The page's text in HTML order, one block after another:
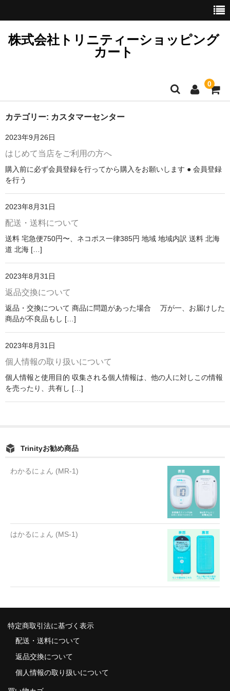
株式会社トリニティーショッピング
カート
0
HOME
買い物カゴ
はじめて当店を利用する方へ
配送・送料について
会員情報
会員登録
カテゴリー: カスタマーセンター
2023年9月26日
はじめて当店をご利用の方へ
購入前に必ず会員登録を行ってから購入をお願いします ● 会員登録
を行う
2023年8月31日
配送・送料について
送料 宅急便750円〜、ネコポス一律385円 地域 地域内訳 送料 北海
道 北海 […]
2023年8月31日
返品交換について
返品・交換について 商品に問題があった場合 万が一、お届けした
商品が不良品もし […]
2023年8月31日
個人情報の取り扱いについて
個人情報と使用目的 収集される個人情報は、他の人に対しこの情報
を売ったり、共有し […]
Trinityお勧め商品
わかるにょん (MR-1)
はかるにょん (MS-1)
特定商取引法に基づく表示
配送・送料について
返品交換について
個人情報の取り扱いについて